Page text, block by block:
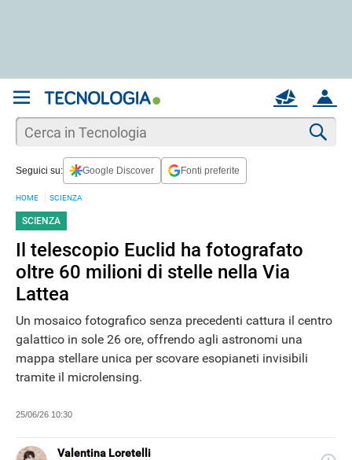
ACCOUNT
MAIL
Seguici su: Google Discover Fonti preferite
HOME SCIENZA
SCIENZA
Il telescopio Euclid ha fotografato
oltre 60 milioni di stelle nella Via
Lattea
Un mosaico fotografico senza precedenti cattura il centro
galattico in sole 26 ore, offrendo agli astronomi una
mappa stellare unica per scovare esopianeti invisibili
tramite il microlensing.
25/06/26 10:30
Valentina Loretelli